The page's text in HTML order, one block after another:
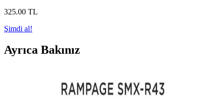
325.00 TL
Şimdi al!
Ayrıca Bakınız
Otellerde USB Şarj Portları ve Juice Jacking
Güvenlik Riskleri ve Önlemleri